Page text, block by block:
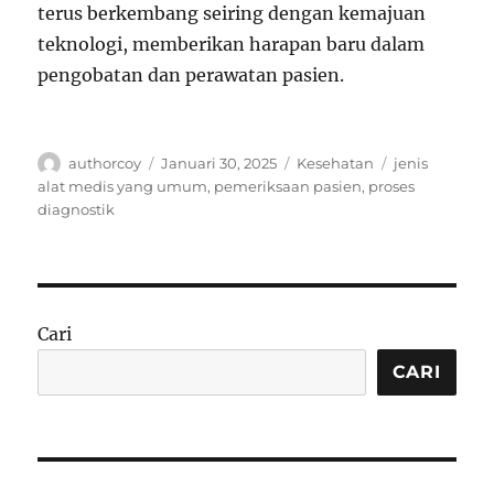
terus berkembang seiring dengan kemajuan
teknologi, memberikan harapan baru dalam
pengobatan dan perawatan pasien.
Author
authorcoy
Posted
on
Januari 30, 2025 Categories
Kesehatan Tags
jenis
alat medis yang umum, pemeriksaan pasien, proses
diagnostik
Cari
CARI